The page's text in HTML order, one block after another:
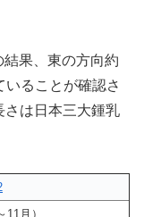
果、東の方向約
ることが確認さ
さは日本三大鍾乳
月）